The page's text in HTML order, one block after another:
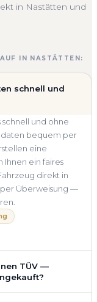
in Nastätten und
IN NASTÄTTEN:
schnell und
und ohne
bequem per
eine
ein faires
direkt in
Überweisung —
TÜV —